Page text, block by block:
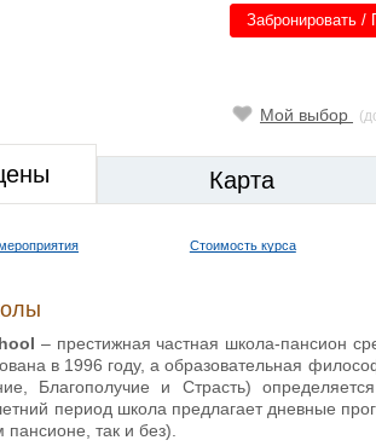
Забронировать /
Мой выбор
Карта
Стоимость курса
– престижная частная школа-пансион
в 1996 году, а образовательная
Благополучие и Страсть)
период школа предлагает дневные
так и без).